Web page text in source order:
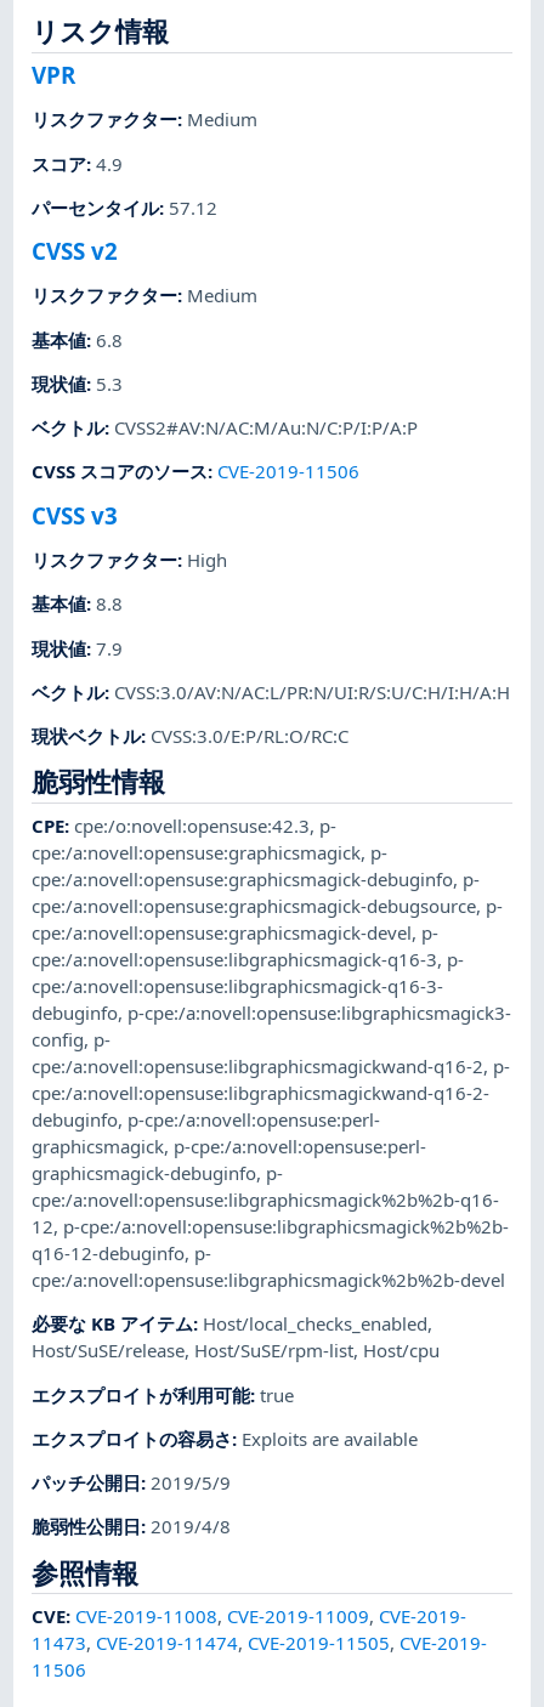
リスク情報
VPR
リスクファクター: Medium
スコア:4.9
パーセンタイル: 57.12
CVSS v2
リスクファクター: Medium
基本値:6.8
現状値: 5.3
ベクトル: CVSS2#AV:N/AC:M/Au:N/C:P/I:P/A:P
CVSS スコアのソース: CVE-2019-11506
CVSS v3
リスクファクター: High
基本値:8.8
現状値:7.9
ベクトル: CVSS:3.0/AV:N/AC:L/PR:N/UI:R/S:U/C:H/I:H/A:H
現状ベクトル: CVSS:3.0/E:P/RL:O/RC:C
脆弱性情報
CPE:cpe:/o:novell:opensuse:42.3, p-
cpe:/a:novell:opensuse:graphicsmagick, p-
cpe:/a:novell:opensuse:graphicsmagick-debuginfo, p-
cpe:/a:novell:opensuse:graphicsmagick-debugsource, p-
cpe:/a:novell:opensuse:graphicsmagick-devel, p-
cpe:/a:novell:opensuse:libgraphicsmagick-q16-3, p-
cpe:/a:novell:opensuse:libgraphicsmagick-q16-3-
debuginfo, p-cpe:/a:novell:opensuse:libgraphicsmagick3-
config, p-
cpe:/a:novell:opensuse:libgraphicsmagickwand-q16-2, p-
cpe:/a:novell:opensuse:libgraphicsmagickwand-q16-2-
debuginfo, p-cpe:/a:novell:opensuse:perl-
graphicsmagick, p-cpe:/a:novell:opensuse:perl-
graphicsmagick-debuginfo, p-
cpe:/a:novell:opensuse:libgraphicsmagick%2b%2b-q16-
12, p-cpe:/a:novell:opensuse:libgraphicsmagick%2b%2b-
q16-12-debuginfo, p-
cpe:/a:novell:opensuse:libgraphicsmagick%2b%2b-devel
必要な KB アイテム: Host/local_checks_enabled,
Host/SuSE/release, Host/SuSE/rpm-list, Host/cpu
エクスプロイトが利用可能:true
エクスプロイトの容易さ: Exploits are available
パッチ公開日:2019/5/9
脆弱性公開日:2019/4/8
参照情報
CVE: CVE-2019-11008, CVE-2019-11009, CVE-2019-
11473, CVE-2019-11474, CVE-2019-11505, CVE-2019-
11506